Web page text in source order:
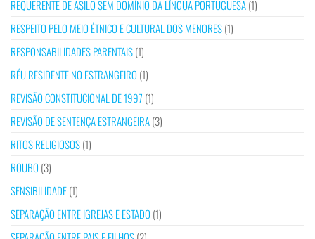
REQUERENTE DE ASILO SEM DOMÍNIO DA LÍNGUA PORTUGUESA(1)
RESPEITO PELO MEIO ÉTNICO E CULTURAL DOS MENORES(1)
RESPONSABILIDADES PARENTAIS(1)
RÉU RESIDENTE NO ESTRANGEIRO (1)
REVISÃO CONSTITUCIONAL DE 1997 (1)
REVISÃO DE SENTENÇA ESTRANGEIRA(3)
RITOS RELIGIOSOS(1)
ROUBO (3)
SENSIBILIDADE(1)
SEPARAÇÃO ENTRE IGREJAS E ESTADO (1)